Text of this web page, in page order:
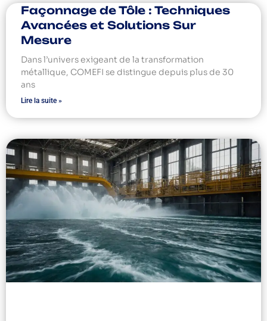
Façonnage de Tôle : Techniques
Avancées et Solutions Sur
Mesure
Dans l’univers exigeant de la transformation
métallique, COMEFI se distingue depuis plus de 30
ans
Lire la suite »